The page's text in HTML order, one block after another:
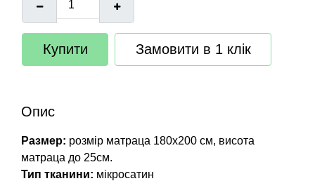
Купити Замовити в 1 клік
Опис
Размер: розмір матраца 180х200 см, висота
матраца до 25см.
Тип тканини: мікросатин